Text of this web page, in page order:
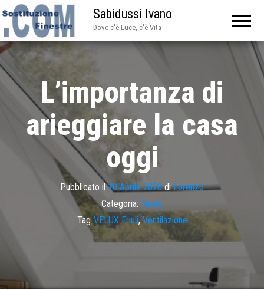
Sabidussi Ivano
Dove c'è Luce, c'è Vita
L’importanza di
arieggiare la casa
oggi
Pubblicato il10 Aprile 2020diLorenzo
Categoria: News
Tag VELUX Friuli, Ventilazione